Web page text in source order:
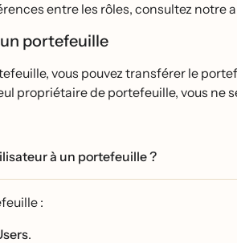
entre les rôles, consultez notre
portefeuille
vous pouvez transférer le
propriétaire de portefeuille, vous ne
à un portefeuille ?
:
.